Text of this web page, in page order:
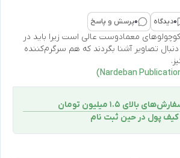
0دیدگاه 0پرسش و پاسخ
معمادوست عالی است زیرا باید در
تصاویر آشنا بگردند که هم سرگرم‌کننده
1.5 میلیون تومان